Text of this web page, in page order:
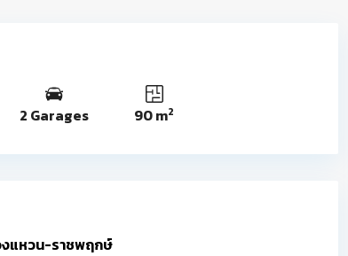
2 Garages 90 m2
งแหวน-ราชพฤกษ์